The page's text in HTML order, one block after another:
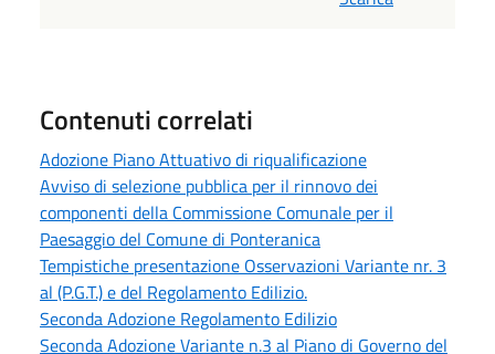
Contenuti correlati
Adozione Piano Attuativo di riqualificazione
Avviso di selezione pubblica per il rinnovo dei
componenti della Commissione Comunale per il
Paesaggio del Comune di Ponteranica
Tempistiche presentazione Osservazioni Variante nr. 3
al (P.G.T.) e del Regolamento Edilizio.
Seconda Adozione Regolamento Edilizio
Seconda Adozione Variante n.3 al Piano di Governo del